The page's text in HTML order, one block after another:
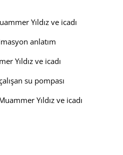
Yıldız ve icadı
anlatım
Yıldız ve icadı
su pompası
Yıldız ve icadı